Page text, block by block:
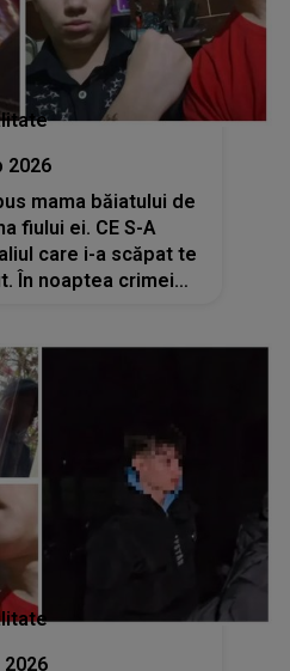
2026
mama băiatului de
fiului ei. CE S-A
care i-a scăpat te
În noaptea crimei
2026